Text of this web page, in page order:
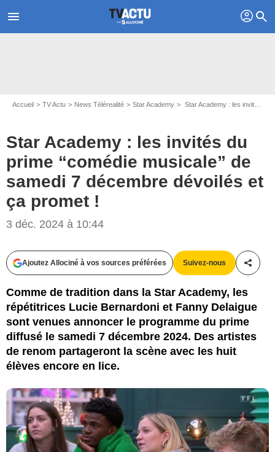
menu profil search
Accueil TV Actu News Télérealité Star Academy Star Academy : les invités du prime “comédie musicale” de samedi 7 décembre dévoilés et ça promet !
Star Academy : les invités du
prime “comédie musicale” de
samedi 7 décembre dévoilés et
ça promet !
3 déc. 2024 à 10:44
Ajoutez Allociné à vos sources préférées Suivez-nous
Comme de tradition dans la Star Academy, les
répétitrices Lucie Bernardoni et Fanny Delaigue
sont venues annoncer le programme du prime
diffusé le samedi 7 décembre 2024. Des artistes
de renom partageront la scène avec les huit
élèves encore en lice.